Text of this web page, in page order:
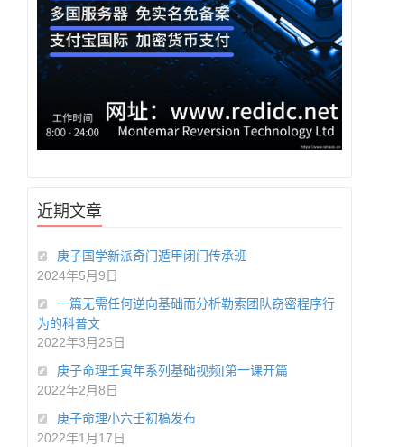
近期文章
庚子国学新派奇门遁甲闭门传承班
2024年5月9日
一篇无需任何逆向基础而分析勒索团队窃密程序行
为的科普文
2022年3月25日
庚子命理壬寅年系列基础视频|第一课开篇
2022年2月8日
庚子命理小六壬初稿发布
2022年1月17日